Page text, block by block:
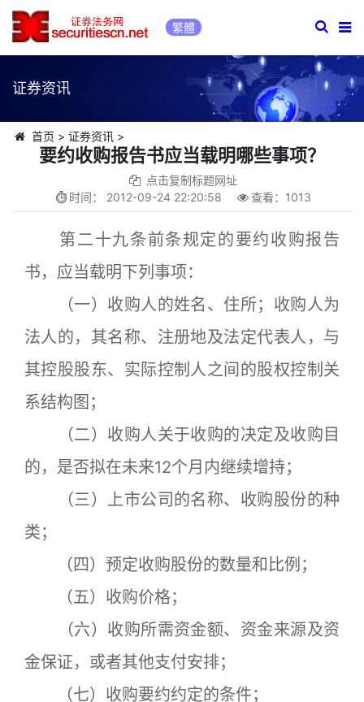
繁體
证券资讯
首页 > 证券资讯>
要约收购报告书应当载明哪些事项？
点击复制标题网址
时间： 2012-09-24 22:20:58 查看： 1013
第二十九条前条规定的要约收购报告
书，应当载明下列事项：
（一）收购人的姓名、住所；收购人为
法人的，其名称、注册地及法定代表人，与
其控股股东、实际控制人之间的股权控制关
系结构图；
（二）收购人关于收购的决定及收购目
的，是否拟在未来12个月内继续增持；
（三）上市公司的名称、收购股份的种
类；
（四）预定收购股份的数量和比例；
（五）收购价格；
（六）收购所需资金额、资金来源及资
金保证，或者其他支付安排；
（七）收购要约约定的条件；